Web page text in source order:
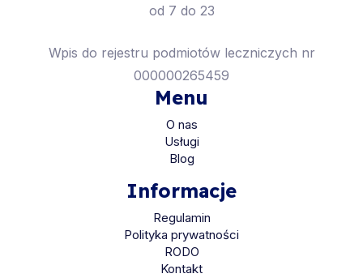
od 7 do 23
Wpis do rejestru podmiotów leczniczych nr
000000265459
Menu
O nas
Usługi
Blog
Informacje
Regulamin
Polityka prywatności
RODO
Kontakt